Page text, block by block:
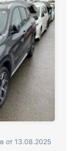
от 13.08.2025